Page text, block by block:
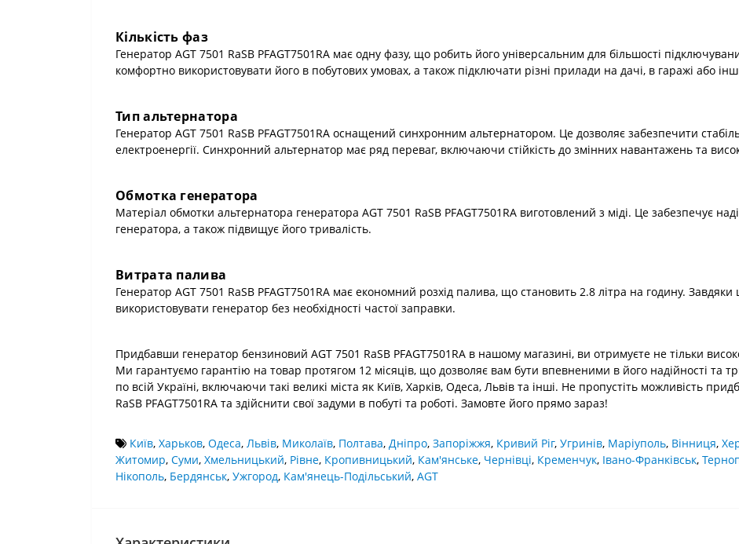
Кількість фаз
Генератор AGT 7501 RaSB PFAGT7501RA має одну фазу, що робить його універсальним для більшості
комфортно використовувати його в побутових умовах, а також підключати різні прилади на дачі, в гаражі або
Тип альтернатора
Генератор AGT 7501 RaSB PFAGT7501RA оснащений синхронним альтернатором. Це дозволяє забезпечити
електроенергії. Синхронний альтернатор має ряд переваг, включаючи стійкість до змінних навантажень та
Обмотка генератора
Матеріал обмотки альтернатора генератора AGT 7501 RaSB PFAGT7501RA виготовлений з міді. Це забезпечує
генератора, а також підвищує його тривалість.
Витрата палива
Генератор AGT 7501 RaSB PFAGT7501RA має економний розхід палива, що становить 2.8 літра на годину.
використовувати генератор без необхідності частої заправки.
Придбавши генератор бензиновий AGT 7501 RaSB PFAGT7501RA в нашому магазині, ви отримуєте не тільки
Ми гарантуємо гарантію на товар протягом 12 місяців, що дозволяє вам бути впевненими в його надійності та
по всій Україні, включаючи такі великі міста як Київ, Харків, Одеса, Львів та інші. Не пропустіть можливість
RaSB PFAGT7501RA та здійснити свої задуми в побуті та роботі. Замовте його прямо зараз!
Київ, Харьков, Одеса, Львів, Миколаїв, Полтава, Дніпро, Запоріжжя, Кривий Ріг, Угринів, Маріуполь, Вінниця,
Житомир, Суми, Хмельницький, Рівне, Кропивницький, Кам'янське, Чернівці, Кременчук, Івано-Франківськ,
Нікополь, Бердянськ, Ужгород, Кам'янець-Подільський, AGT